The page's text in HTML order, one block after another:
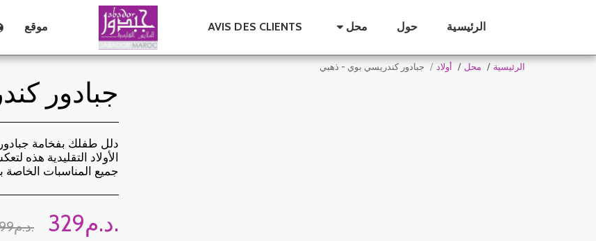
الرئيسية حول محل AVIS DES CLIENTS موقع
الرئيسية محل أولاد جبادور كندريسي بوي - ذهبي
جبادور
دلل طفلك بفخامة
الأولاد التقليدية هذه
جميع المناسبات الخاصة
329 د.م. د.م.